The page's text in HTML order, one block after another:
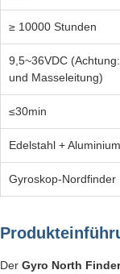
≥ 10000 Stunden
9,5~36VDC
und Masseleitung)
≤30min
Edelstahl +
Gyroskop-Nordfinder
Der Gyro North Finder